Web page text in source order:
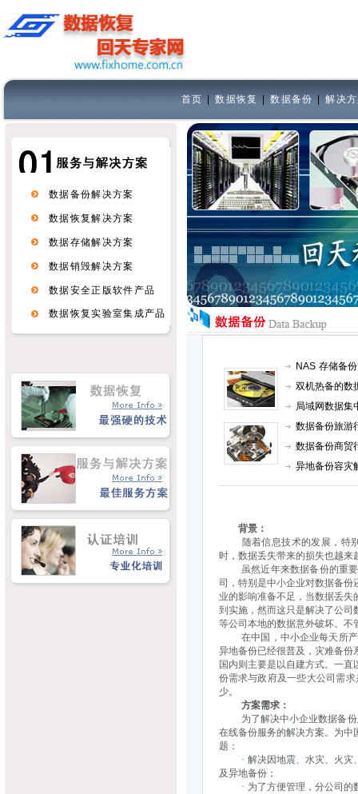
首页 |数据恢复 |数据备份 |解决
数据备份解决方案
数据恢复解决方案
数据存储解决方案
数据销毁解决方案
数据安全正版软件产品
数据恢复实验室集成产品
NAS 存储备
双机热备的数
局域网数据集
数据备份旅游
数据备份商贸
异地备份容灾
背景：
随着信息技术的发展，特别
时，数据丢失带来的损失也越
虽然近年来数据备份的重要
司，特别是中小企业对数据备
业的影响准备不足，当数据丢
到实施，然而这只是解决了公
等公司本地的数据意外破坏。不
在中国，中小企业每天所产
异地备份已经很普及，灾难备
国内则主要是以自建方式。一
份需求与政府及一些大公司需
少。
方案需求：
为了解决中小企业数据备份及
在线备份服务的解决方案。为
题：
· 解决因地震、水灾、火灾、
及异地备份；
· 为了方便管理，分公司的数